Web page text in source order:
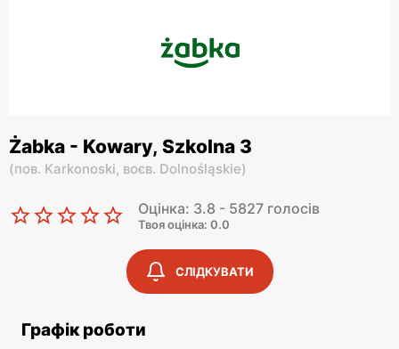
Żabka - Kowary, Szkolna 3
(пов. Karkonoski, воєв. Dolnośląskie)
Оцінка: 3.8 - 5827 голосів
Твоя оцінка: 0.0
СЛІДКУВАТИ
Графік роботи